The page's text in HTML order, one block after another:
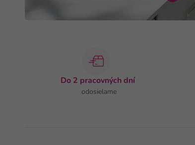
Do 2 pracovných dní
odosielame